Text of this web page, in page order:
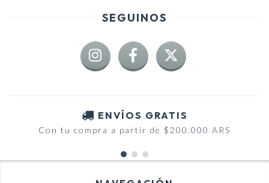
SEGUINOS
ENVÍOS GRATIS
Con tu compra a partir de $200.000 ARS